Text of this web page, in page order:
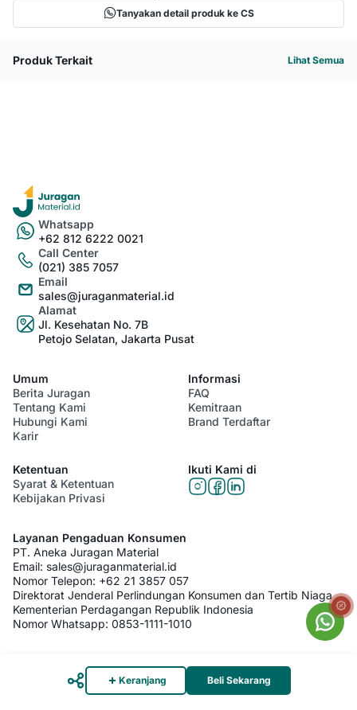
Tanyakan detail produk ke CS
Produk Terkait Lihat Semua
Whatsapp
+62 812 6222 0021
Call Center
(021) 385 7057
Email
sales@juraganmaterial.id
Alamat
Jl. Kesehatan No. 7B
Petojo Selatan, Jakarta Pusat
Umum
Berita Juragan
Tentang Kami
Hubungi Kami
Karir
Informasi
FAQ
Kemitraan
Brand Terdaftar
Ketentuan
Syarat & Ketentuan
Kebijakan Privasi
Ikuti Kami di
Layanan Pengaduan Konsumen
PT. Aneka Juragan Material
Email: sales@juraganmaterial.id
Nomor Telepon: +62 21 3857 057
Direktorat Jenderal Perlindungan Konsumen dan Tertib Niaga
Kementerian Perdagangan Republik Indonesia
Nomor Whatsapp: 0853-1111-1010
Keranjang Beli Sekarang